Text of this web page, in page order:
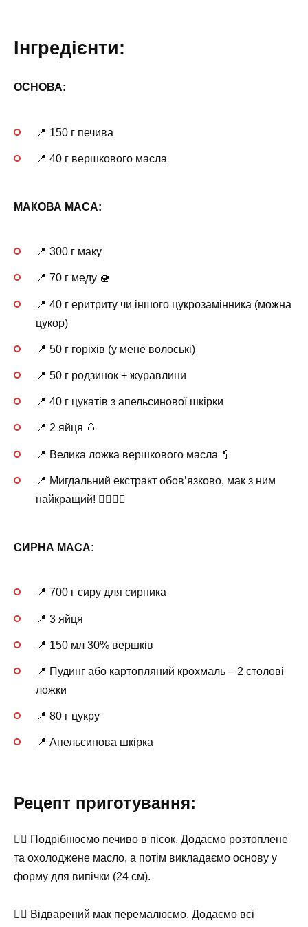
Інгредієнти:
ОСНОВА:
📍 150 г печива
📍 40 г вершкового масла
МАКОВА МАСА:
📍 300 г маку
📍 70 г меду 🍯
📍 40 г еритриту чи іншого цукрозамінника (можна
цукор)
📍 50 г горіхів (у мене волоські)
📍 50 г родзинок + журавлини
📍 40 г цукатів з апельсинової шкірки
📍 2 яйця 🥚
📍 Велика ложка вершкового масла 🥄
📍 Мигдальний екстракт обов’язково, мак з ним
найкращий! 👌🏻👌🏻
СИРНА МАСА:
📍 700 г сиру для сирника
📍 3 яйця
📍 150 мл 30% вершків
📍 Пудинг або картопляний крохмаль – 2 столові
ложки
📍 80 г цукру
📍 Апельсинова шкірка
Рецепт приготування:
👉🏻 Подрібнюємо печиво в пісок. Додаємо розтоплене
та охолоджене масло, а потім викладаємо основу у
форму для випічки (24 см).
👉🏻 Відварений мак перемалюємо. Додаємо всі